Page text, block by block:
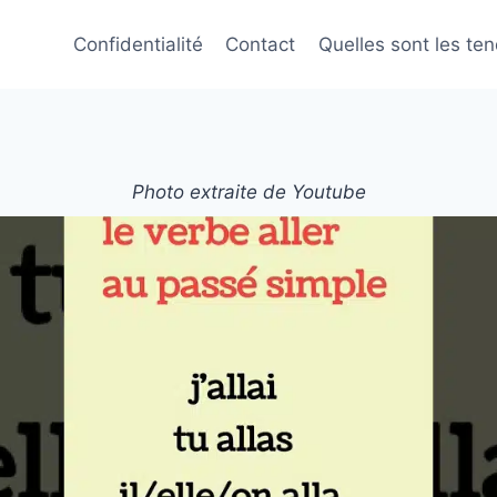
Confidentialité Contact Quelles sont les
Photo extraite de Youtube